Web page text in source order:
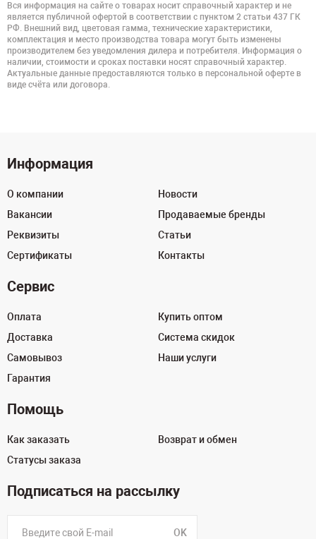
Вся информация на сайте о товарах носит справочный характер и не
является публичной офертой в соответствии с пунктом 2 статьи 437 ГК
РФ. Внешний вид, цветовая гамма, технические характеристики,
комплектация и место производства товара могут быть изменены
производителем без уведомления дилера и потребителя. Информация о
наличии, стоимости и сроках поставки носят справочный характер.
Актуальные данные предоставляются только в персональной оферте в
виде счёта или договора.
Информация
О компании
Вакансии
Реквизиты
Сертификаты
Новости
Продаваемые бренды
Статьи
Контакты
Сервис
Оплата
Доставка
Самовывоз
Гарантия
Купить оптом
Система скидок
Наши услуги
Помощь
Как заказать
Статусы заказа
Возврат и обмен
Подписаться на рассылку
OK